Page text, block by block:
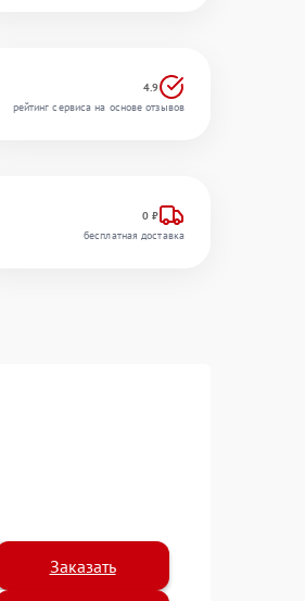
4.9
рейтинг сервиса на основе отзывов
0 ₽
бесплатная доставка
Заказать